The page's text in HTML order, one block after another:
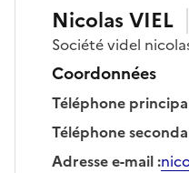
Nicolas VIEL
Sociétévidel
Coordonnées
Téléphone
Téléphone
Adresse e-mail: